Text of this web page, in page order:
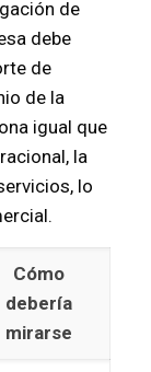
de
debe
de
de la
igual que
la
lo
Cómo
debería
mirarse